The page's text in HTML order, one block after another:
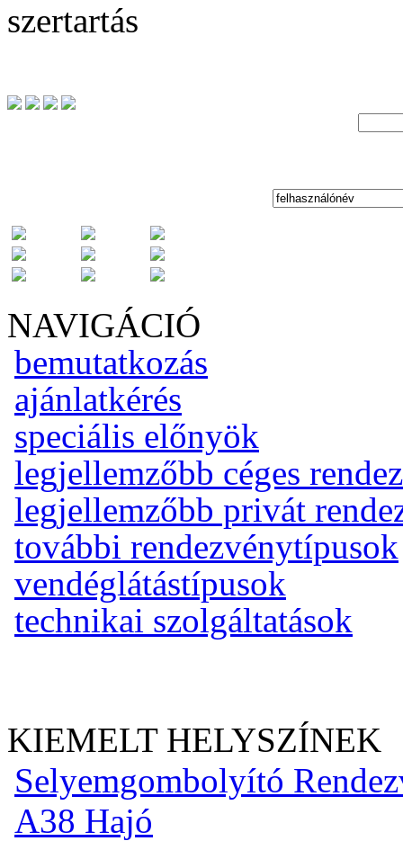
szertartás
NAVIGÁCIÓ
bemutatkozás
ajánlatkérés
speciális előnyök
legjellemzőbb céges
legjellemzőbb privát
további rendezvénytípusok
vendéglátástípusok
technikai szolgáltatások
KIEMELT HELYSZÍNEK
Selyemgombolyító
A38 Hajó